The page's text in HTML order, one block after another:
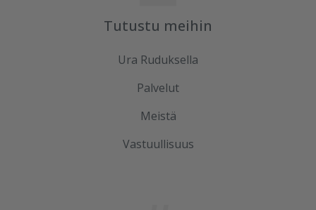
Tutustu meihin
Ura Ruduksella
Palvelut
Meistä
Vastuullisuus